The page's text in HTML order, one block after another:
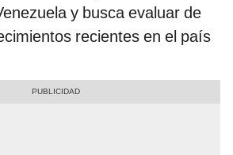
y busca evaluar de
recientes en el país